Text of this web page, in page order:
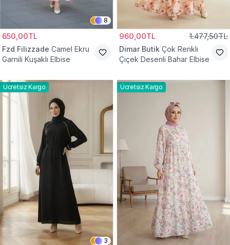
8
650,00TL
Fzd Filizzade Camel Ekru
Garnili Kuşaklı Elbise
960,00TL 1.477,50TL
Dimar Butik Çok Renkli
Çiçek Desenli Bahar Elbise
Ücretsiz Kargo
3
Ücretsiz Kargo